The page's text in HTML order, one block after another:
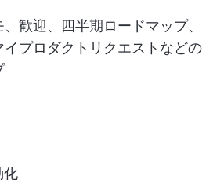
歓迎、四半期ロードマップ、
イプロダクトリクエストなどの
化